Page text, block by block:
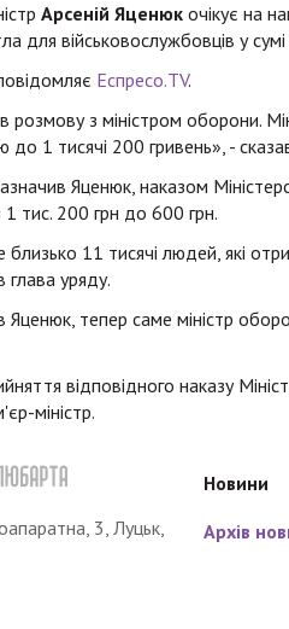
Арсеній Яценюк очікує на
для військовослужбовців у
Еспресо.TV.
з міністром оборони.
до 1 тисячі 200 гривень», -
Яценюк, наказом
1 тис. 200 грн до 600 грн.
близько 11 тисячі людей, які
глава уряду.
Яценюк, тепер саме міністр
відповідного наказу
міністр.
3, Луцьк,
Новини
Архів